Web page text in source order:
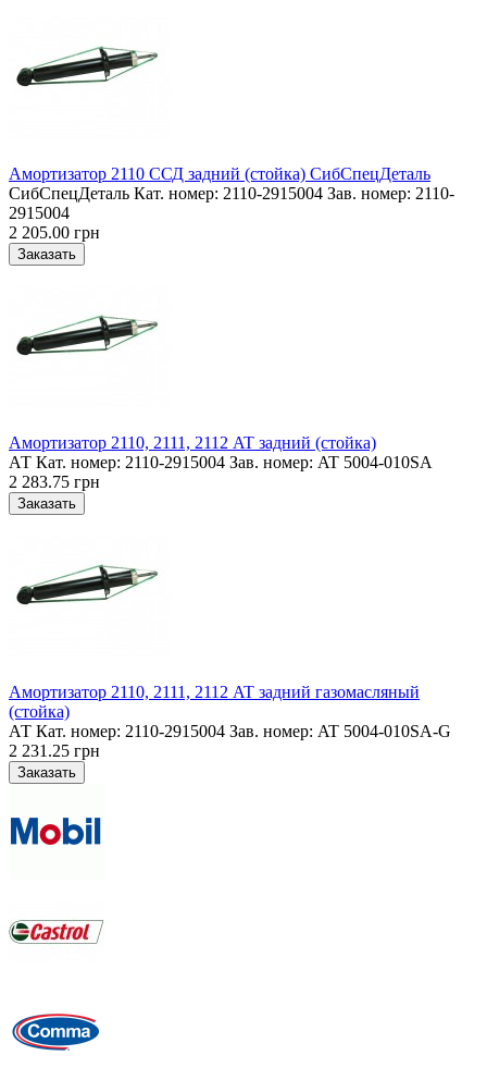
Амортизатор 2110 ССД задний (стойка) СибСпецДеталь
СибСпецДеталь Кат. номер: 2110-2915004 Зав. номер: 2110-
2915004
2 205.00 грн
Амортизатор 2110, 2111, 2112 AT задний (стойка)
АТ Кат. номер: 2110-2915004 Зав. номер: AT 5004-010SA
2 283.75 грн
Амортизатор 2110, 2111, 2112 AT задний газомасляный
(стойка)
АТ Кат. номер: 2110-2915004 Зав. номер: AT 5004-010SA-G
2 231.25 грн